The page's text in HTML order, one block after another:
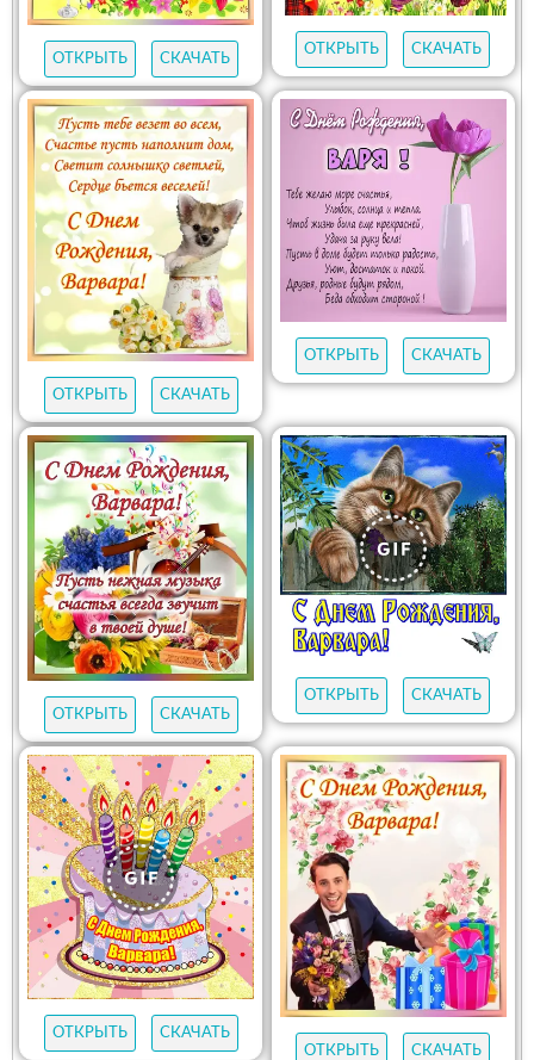
ОТКРЫТЬ СКАЧАТЬ
ОТКРЫТЬ СКАЧАТЬ
ОТКРЫТЬ СКАЧАТЬ
ОТКРЫТЬ СКАЧАТЬ
ОТКРЫТЬ СКАЧАТЬ
ОТКРЫТЬ СКАЧАТЬ
ОТКРЫТЬ
СКАЧАТЬ
ОТКРЫТЬ
СКАЧАТЬ